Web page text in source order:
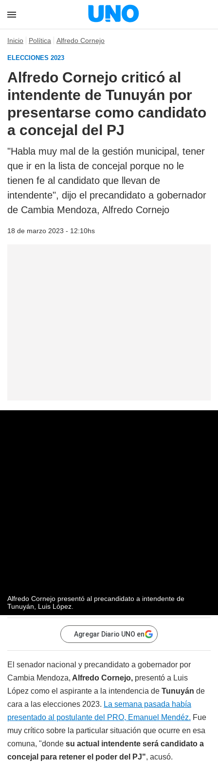
Inicio Política Alfredo Cornejo
ELECCIONES 2023
Alfredo Cornejo criticó al
intendente de Tunuyán por
presentarse como candidato
a concejal del PJ
"Habla muy mal de la gestión municipal, tener
que ir en la lista de concejal porque no le
tienen fe al candidato que llevan de
intendente", dijo el precandidato a gobernador
de Cambia Mendoza, Alfredo Cornejo
18 de marzo 2023 - 12:10hs
Alfredo Cornejo presentó al precandidato a intendente de
Tunuyán, Luis López.
Agregar Diario UNO en
El senador nacional y precandidato a gobernador por
Cambia Mendoza, Alfredo Cornejo, presentó a Luis
López como el aspirante a la intendencia de Tunuyán de
cara a las elecciones 2023. La semana pasada había
presentado al postulante del PRO, Emanuel Mendéz. Fue
muy crítico sobre la particular situación que ocurre en esa
comuna, "donde su actual intendente será candidato a
concejal para retener el poder del PJ", acusó.